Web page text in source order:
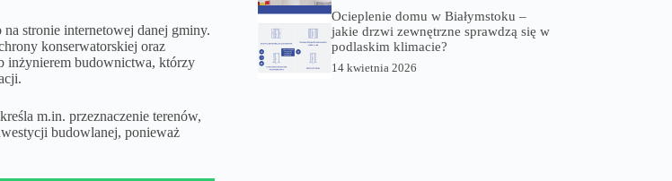
stronie internetowej danej gminy.
konserwatorskiej oraz
inżynierem budownictwa, którzy
m.in. przeznaczenie terenów,
budowlanej, ponieważ
Ocieplenie domu w Białymstoku –
jakie drzwi zewnętrzne sprawdzą się w
podlaskim klimacie?
14 kwietnia 2026